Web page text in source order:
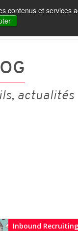
contenus et services
EMPLOYEUR
actualités
Inbound Recruiting